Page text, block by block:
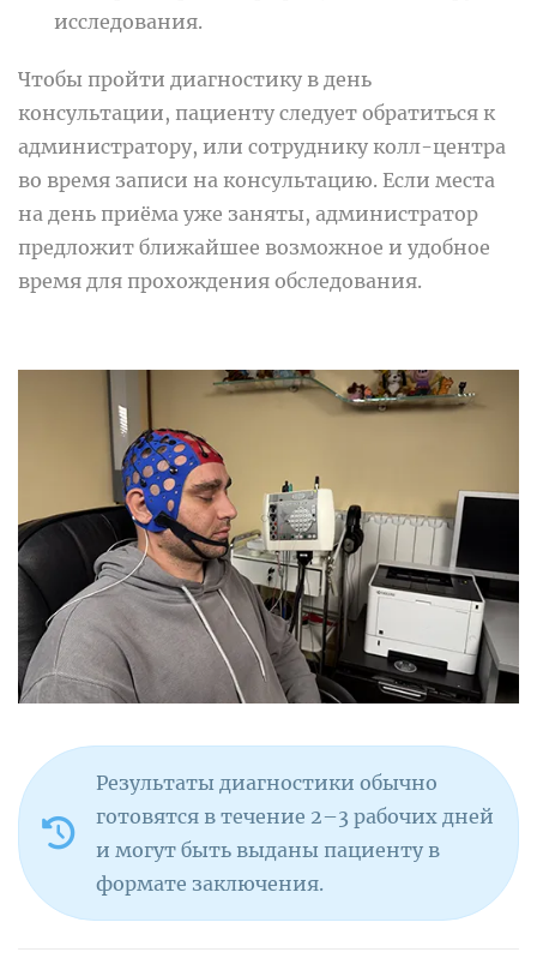
исследования.
Чтобы пройти диагностику в день
консультации, пациенту следует обратиться к
администратору, или сотруднику колл-центра
во время записи на консультацию. Если места
на день приёма уже заняты, администратор
предложит ближайшее возможное и удобное
время для прохождения обследования.
Результаты диагностики обычно
готовятся в течение 2–3 рабочих дней
и могут быть выданы пациенту в
формате заключения.